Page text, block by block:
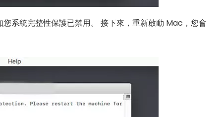
系統完整性保護已禁用。 接下來，重新啟動 Mac，您會